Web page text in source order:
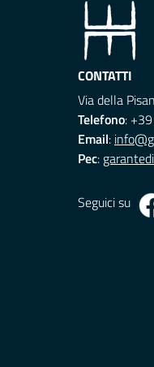
CONTATTI
Via della
Telefono:
Email:
Pec:
Seguici su